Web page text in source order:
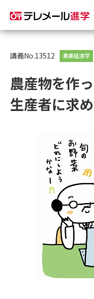
資料
大学・短大の資料種類
総合型選抜・学校推薦型選抜 募
大学・短大以外の資料
専門学校の資料請求
留学・進学関連、塾・予備校
大学入学共通テスト「受験上の
講義No.13512 農業経済学
農産物を作
生産者に求